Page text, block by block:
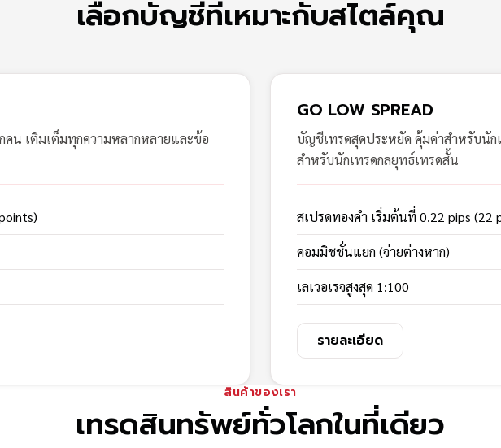
เลือกบัญชีที่เหมาะกับสไตล์คุณ
เติมเต็มทุกความหลากหลายและข้อ
GO LOW SPREAD
บัญชีเทรดสุดประหยัด คุ้มค่าสำหรับนัก
สำหรับนักเทรดกลยุทธ์เทรดสั้น
สเปรดทองคำ เริ่มต้นที่ 0.22 pips (22
คอมมิชชั่นแยก (จ่ายต่างหาก)
เลเวอเรจสูงสุด 1:100
รายละเอียด
สินค้าของเรา
เทรดสินทรัพย์ทั่วโลกในที่เดียว